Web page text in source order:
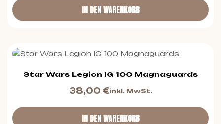
IN DEN WARENKORB
Star Wars Legion IG 100 Magnaguards
38,00 €inkl. MwSt.
IN DEN WARENKORB